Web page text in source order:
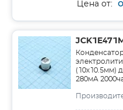
Цена от:
(10х10.5мм)
280мА